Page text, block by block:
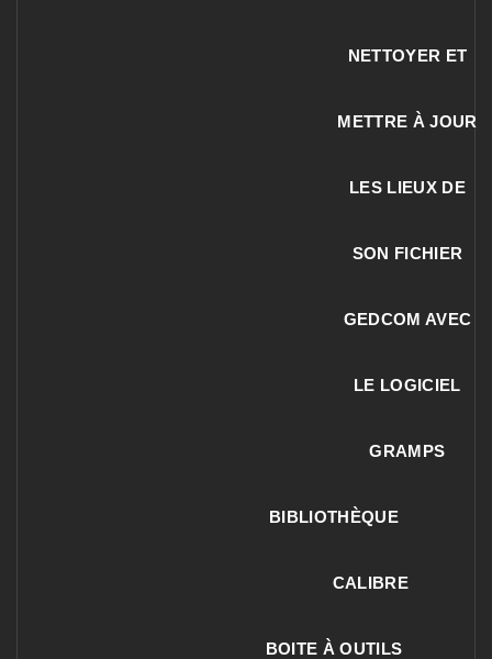
NETTOYER ET
METTRE À JOUR
LES LIEUX DE
SON FICHIER
GEDCOM AVEC
LE LOGICIEL
GRAMPS
BIBLIOTHÈQUE
CALIBRE
BOITE À OUTILS